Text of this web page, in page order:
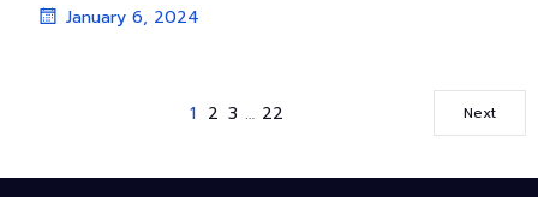
January 6, 2024
1 2 3 … 22 Next